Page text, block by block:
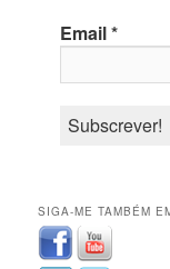
Email*
SIGA-ME TAMBÉM